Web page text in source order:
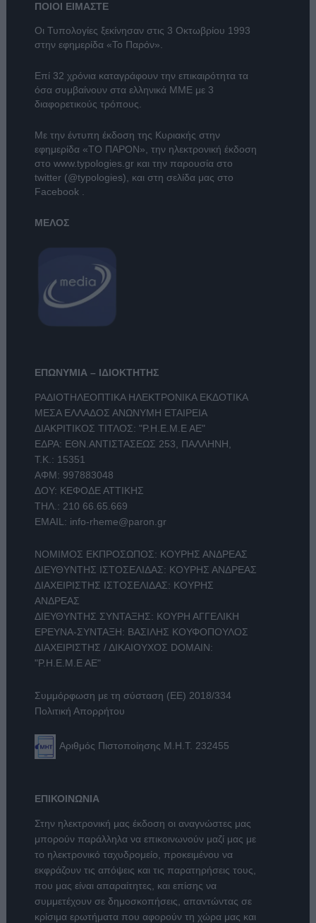
ΠΟΙΟΙ ΕΙΜΑΣΤΕ
Οι Τυπολογίες ξεκίνησαν στις 3 Οκτωβρίου 1993
στην εφημερίδα «Το Παρόν».
Επί 32 χρόνια καταγράφουν την επικαιρότητα τα
όσα συμβαίνουν στα ελληνικά ΜΜΕ με 3
διαφορετικούς τρόπους.
Με την έντυπη έκδοση της Κυριακής στην
εφημερίδα «ΤΟ ΠΑΡΟΝ», την ηλεκτρονική έκδοση
στο www.typologies.grκαι την παρουσία στο
twitter (@typologies), και στη σελίδα μας στο
Facebook .
ΜΕΛΟΣ
ΕΠΩΝΥΜΙΑ – ΙΔΙΟΚΤΗΤΗΣ
ΡΑΔΙΟΤΗΛΕΟΠΤΙΚΑ ΗΛΕΚΤΡΟΝΙΚΑ ΕΚΔΟΤΙΚΑ
ΜΕΣΑ ΕΛΛΑΔΟΣ ΑΝΩΝΥΜΗ ΕΤΑΙΡΕΙΑ
ΔΙΑΚΡΙΤΙΚΟΣ ΤΙΤΛΟΣ: "Ρ.Η.Ε.Μ.Ε ΑΕ"
ΕΔΡΑ: ΕΘΝ.ΑΝΤΙΣΤΑΣΕΩΣ 253, ΠΑΛΛΗΝΗ,
Τ.Κ.: 15351
ΑΦΜ: 997883048
ΔΟΥ: ΚΕΦΟΔΕ ΑΤΤΙΚΗΣ
ΤΗΛ.: 210 66.65.669
EMAIL: info-rheme@paron.gr
ΝΟΜΙΜΟΣ ΕΚΠΡΟΣΩΠΟΣ: ΚΟΥΡΗΣ ΑΝΔΡΕΑΣ
ΔΙΕΥΘΥΝΤΗΣ ΙΣΤΟΣΕΛΙΔΑΣ: ΚΟΥΡΗΣ ΑΝΔΡΕΑΣ
ΔΙΑΧΕΙΡΙΣΤΗΣ ΙΣΤΟΣΕΛΙΔΑΣ: ΚΟΥΡΗΣ
ΑΝΔΡΕΑΣ
ΔΙΕΥΘΥΝΤΗΣ ΣΥΝΤΑΞΗΣ: ΚΟΥΡΗ ΑΓΓΕΛΙΚΗ
ΕΡΕΥΝΑ-ΣΥΝΤΑΞΗ: ΒΑΣΙΛΗΣ ΚΟΥΦΟΠΟΥΛΟΣ
ΔΙΑΧΕΙΡΙΣΤΗΣ / ΔΙΚΑΙΟΥΧΟΣ DOMAIN:
"Ρ.Η.Ε.Μ.Ε ΑΕ"
Συμμόρφωση με τη σύσταση (ΕΕ) 2018/334
Πολιτική Απορρήτου
Αριθμός Πιστοποίησης Μ.Η.Τ. 232455
ΕΠΙΚΟΙΝΩΝΙΑ
Στην ηλεκτρονική μας έκδοση οι αναγνώστες μας
μπορούν παράλληλα να επικοινωνούν μαζί μας με
το ηλεκτρονικό ταχυδρομείο, προκειμένου να
εκφράζουν τις απόψεις και τις παρατηρήσεις τους,
που μας είναι απαραίτητες, και επίσης να
συμμετέχουν σε δημοσκοπήσεις, απαντώντας σε
κρίσιμα ερωτήματα που αφορούν τη χώρα μας και